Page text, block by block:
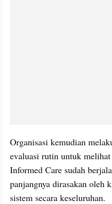
Organisasi kemudian
evaluasi rutin untuk
Informed Care sudah
panjangnya dirasakan oleh
sistem secara keseluruhan.